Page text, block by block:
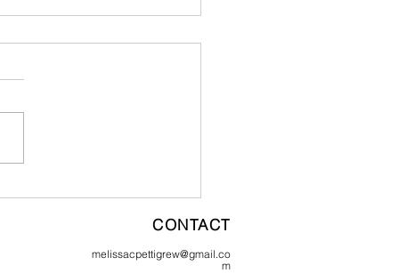
CONTACT
melissacpettigrew@gmail.co
m